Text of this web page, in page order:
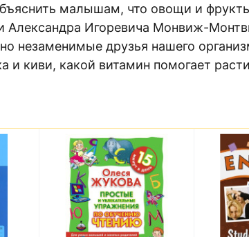
малышам, что овощи и
Игоревича Монвиж-
незаменимые друзья нашего
киви, какой витамин помогает